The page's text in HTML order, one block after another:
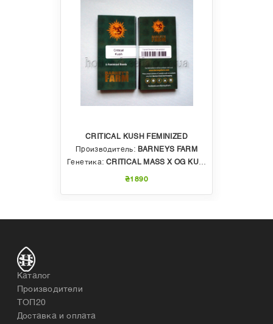
CRITICAL KUSH FEMINIZED
Производитель: BARNEYS FARM
Генетика: CRITICAL MASS X OG KUSH
₴1890
Каталог
Производители
ТОП20
Доставка и оплата